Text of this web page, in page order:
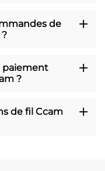
de
paiement
?
de fil Ccam